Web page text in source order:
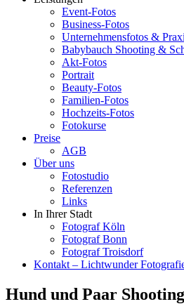
Event-Fotos
Business-Fotos
Unternehmensfotos &
Babybauch Shooting &
Akt-Fotos
Portrait
Beauty-Fotos
Familien-Fotos
Hochzeits-Fotos
Fotokurse
Preise
AGB
Über uns
Fotostudio
Referenzen
Links
In Ihrer Stadt
Fotograf Köln
Fotograf Bonn
Fotograf Troisdorf
Kontakt – Lichtwunder
Hund und Paar Shooting